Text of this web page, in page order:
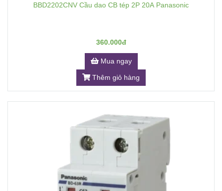
BBD2202CNV Cầu dao CB tép 2P 20A Panasonic
360.000đ
Mua ngay
Thêm giỏ hàng